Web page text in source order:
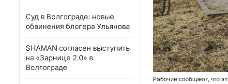
Суд в Волгограде: новые
обвинения блогера Ульянова
SHAMAN согласен выступить
на «Зарнице 2.0» в
Волгограде
Рабочие сообщают, что